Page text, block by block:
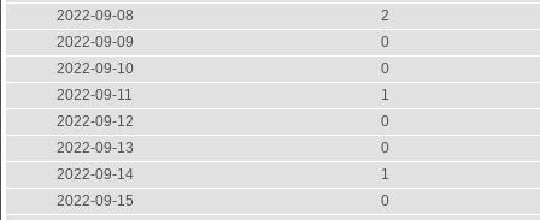
2022-09-08
2
2022-09-09
0
2022-09-10
0
2022-09-11
1
2022-09-12
0
2022-09-13
0
2022-09-14
1
2022-09-15
0